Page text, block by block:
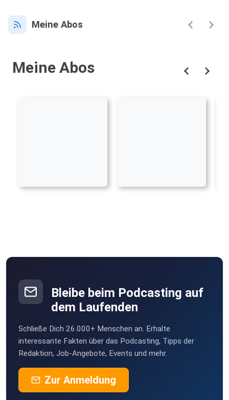
Meine Abos
Meine Abos
Bleibe beim Podcasting auf
dem Laufenden
Schließe Dich 26.000+ Menschen an. Erhalte
interessante Fakten über das Podcasting, Tipps der
Redaktion, Job-Angebote, Events und mehr.
Zur Anmeldung